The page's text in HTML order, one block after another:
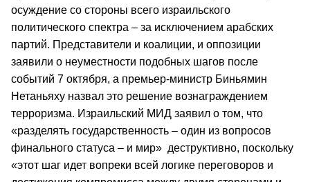
осуждение со стороны всего израильского
политического спектра – за исключением арабских
партий. Представители и коалиции, и оппозиции
заявили о неуместности подобных шагов после
событий 7 октября, а премьер-министр Биньямин
Нетаньяху назвал это решение вознаграждением
терроризма. Израильский МИД заявил о том, что
«разделять государственность – один из вопросов
финального статуса – и мир» деструктивно, поскольку
«этот шаг идет вопреки всей логике переговоров и